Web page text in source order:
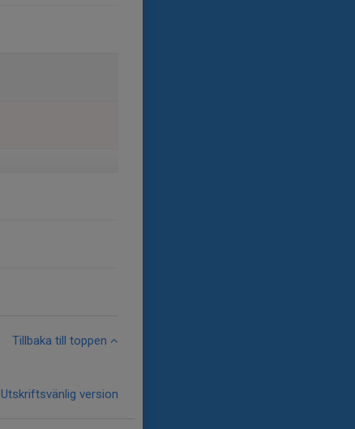
Tillbaka till toppen
Utskriftsvänlig version